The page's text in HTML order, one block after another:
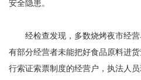
安全隐患。
经检查发现，多数烧烤夜市经营
有部分经营者未能把好食品原料进
行索证索票制度的经营户，执法人